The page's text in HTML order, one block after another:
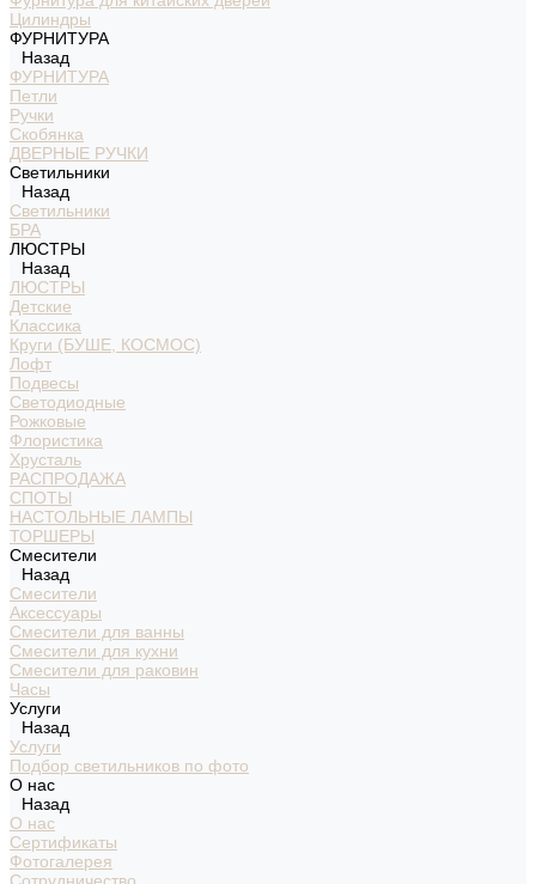
Цилиндры
ФУРНИТУРА
Назад
ФУРНИТУРА
Петли
Ручки
Скобянка
ДВЕРНЫЕ РУЧКИ
Светильники
Назад
Светильники
БРА
ЛЮСТРЫ
Назад
ЛЮСТРЫ
Детские
Классика
Круги (БУШЕ, КОСМОС)
Лофт
Подвесы
Светодиодные
Рожковые
Флористика
Хрусталь
РАСПРОДАЖА
СПОТЫ
НАСТОЛЬНЫЕ ЛАМПЫ
ТОРШЕРЫ
Смесители
Назад
Смесители
Аксессуары
Смесители для ванны
Смесители для кухни
Смесители для раковин
Часы
Услуги
Назад
Услуги
Подбор светильников по фото
О нас
Назад
О нас
Сертификаты
Фотогалерея